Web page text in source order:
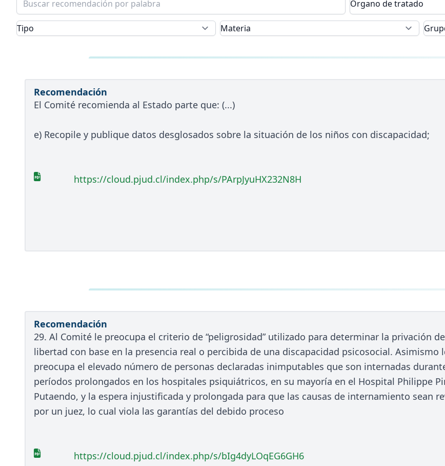
Recomendación
El Comité recomienda al Estado parte que: (...)
e) Recopile y publique datos desglosados sobre la situación de los niños con discapacidad;
https://cloud.pjud.cl/index.php/s/PArpJyuHX232N8H
Recomendación
29. Al Comité le preocupa el criterio de “peligrosidad” utilizado para determinar la privación de
libertad con base en la presencia real o percibida de una discapacidad psicosocial. Asimismo
preocupa el elevado número de personas declaradas inimputables que son internadas
períodos prolongados en los hospitales psiquiátricos, en su mayoría en el Hospital Philippe
Putaendo, y la espera injustificada y prolongada para que las causas de internamiento sean
por un juez, lo cual viola las garantías del debido proceso
https://cloud.pjud.cl/index.php/s/bIg4dyLOqEG6GH6